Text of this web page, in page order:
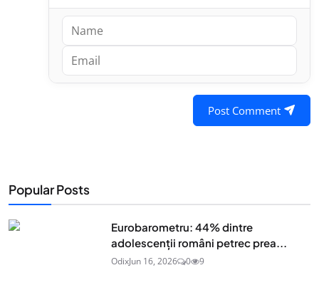
Post Comment
Popular Posts
Eurobarometru: 44% dintre
adolescenţii români petrec prea...
OdixJun 16, 2026 0 9